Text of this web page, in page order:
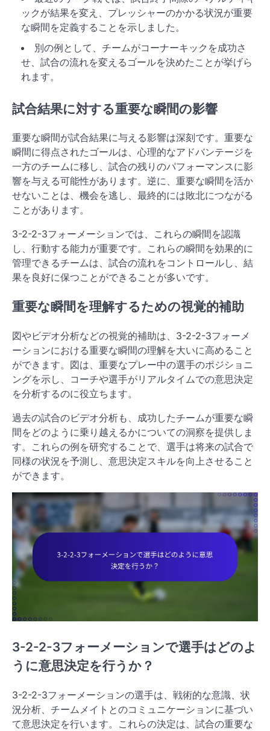
ックが結果を変え、プレッシャーのかかる状況が重要
な瞬間を定義することを示しました。
別の例として、チームがコーナーキックを成功さ
せ、試合の流れを変えるゴールを決めたことが挙げら
れます。
試合結果に対する重要な瞬間の影響
重要な瞬間が試合結果に与える影響は深刻です。重要な
瞬間に得点されたゴールは、心理的なアドバンテージを
一方のチームに移し、試合の残りのパフォーマンスに影
響を与える可能性があります。逆に、重要な瞬間を活か
せないことは、機会を逃し、最終的には敗北につながる
ことがあります。
3-2-2-3フォーメーションでは、これらの瞬間を認識
し、行動する能力が重要です。これらの瞬間を効果的に
管理できるチームは、試合の流れをコントロールし、結
果を良好に保つことができることが多いです。
重要な瞬間を理解するための視覚的補助
図やビデオ分析などの視覚的補助は、3-2-2-3フォーメ
ーションにおける重要な瞬間の理解を大いに高めること
ができます。図は、重要なプレー中の選手のポジショニ
ングを示し、コーチや選手がリアルタイムでの意思決定
を分析するのに役立ちます。
過去の試合のビデオ分析も、成功したチームが重要な瞬
間をどのように乗り越えるかについての洞察を提供しま
す。これらの例を研究することで、選手は将来の試合で
同様の状況を予測し、意思決定スキルを向上させること
ができます。
3-2-2-3フォーメーションで選手はどのよ
うに意思決定を行うか？
3-2-2-3フォーメーションの選手は、戦術的な意識、状
況分析、チームメイトとのコミュニケーションに基づい
て意思決定を行います。これらの決定は、試合の重要な